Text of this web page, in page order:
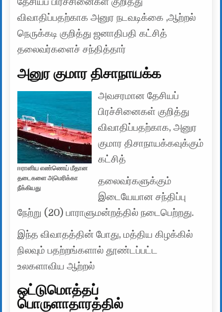
விவாதிப்பதற்காக அனுர நடவடிக்கை ,ஆற்றல்
நெருக்கடி குறித்து ஜனாதிபதி கட்சித்
தலைவர்களைச் சந்தித்தார்
அனுர குமார திசாநாயக்க
ஈரானிய எண்ணெய் மீதான
தடைகளை அமெரிக்கா
நீக்கியது
அவசரமான தேசியப்
பிரச்சினைகள் குறித்து
விவாதிப்பதற்காக, அனுர
குமார திசாநாயக்கவுக்கும்
கட்சித்
தலைவர்களுக்கும்
இடையேயான சந்திப்பு
நேற்று (20) பாராளுமன்றத்தில் நடைபெற்றது.
இந்த விவாதத்தின் போது, ​​மத்திய கிழக்கில்
நிலவும் பதற்றங்களால் தூண்டப்பட்ட
உலகளாவிய ஆற்றல்
ஒட்டுமொத்தப்
பொருளாதாரத்தில்